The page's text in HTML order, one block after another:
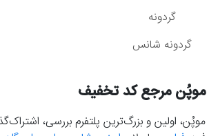
گردونه
گردونه شانس
موپُن مرجع کد تخفیف
موپُن، اولین و بزرگ‌ترین پلتفرم بررسی،